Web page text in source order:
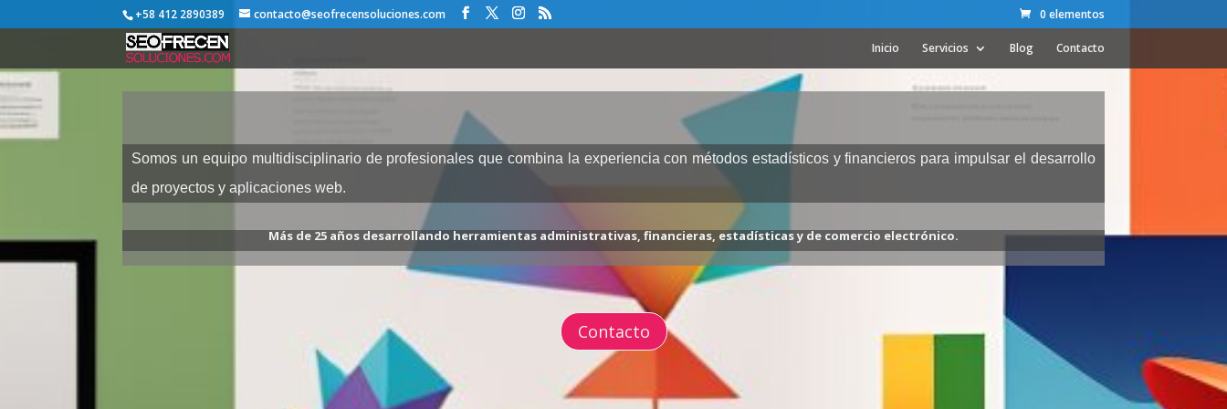
+58 412 2890389 contacto@seofrecensoluciones.com 0 elementos
Inicio Servicios Blog Contacto
Somos un equipo multidisciplinario de profesionales que combina la experiencia con métodos estadísticos y financieros para impulsar el desarrollo
de proyectos y aplicaciones web.
Más de 25 años desarrollando herramientas administrativas, financieras, estadísticas y de comercio electrónico.
Contacto